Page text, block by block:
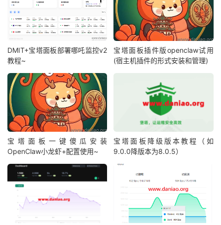
DMIT+宝塔面板部署哪吒监控v2
教程~
宝塔面板插件版openclaw试用
(宿主机插件的形式安装和管理)
宝塔面板一键傻瓜安装
OpenClaw小龙虾+配置使用~
宝塔面板降级版本教程（如
9.0.0降版本为8.0.5）